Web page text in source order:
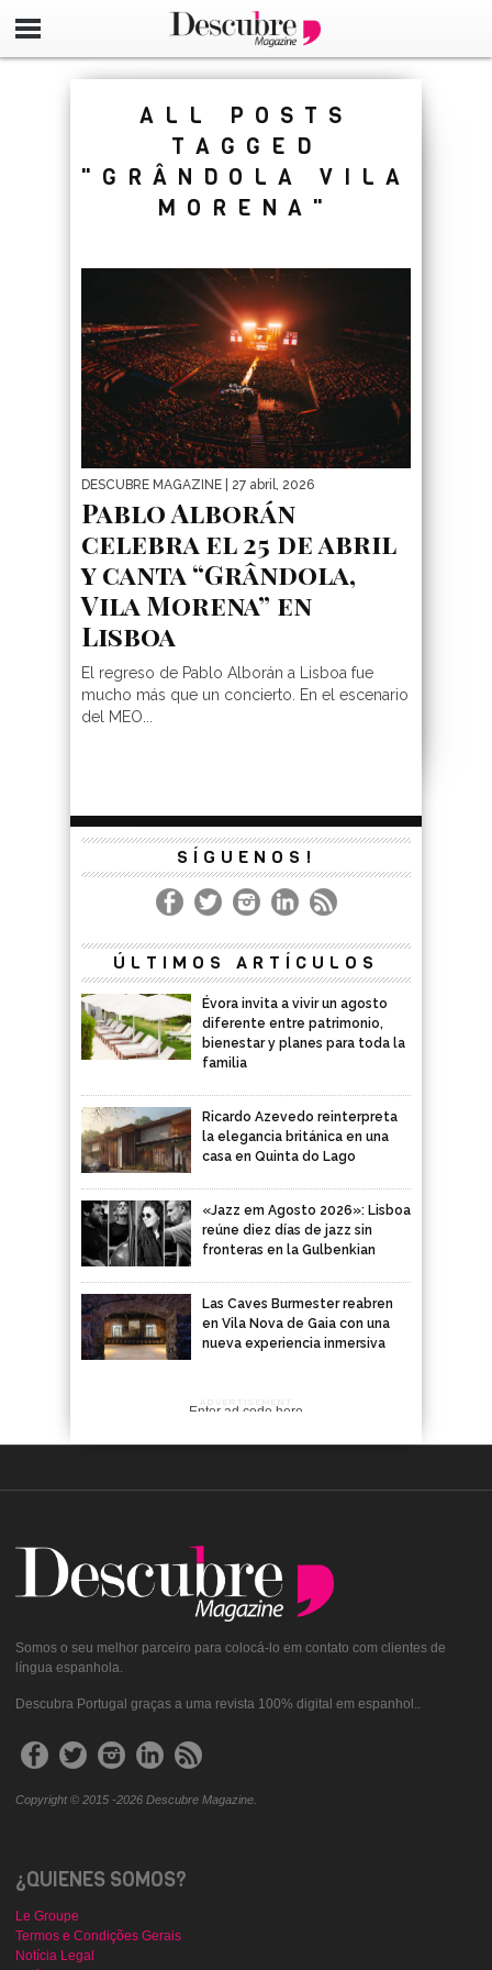
google-site-
ALL POSTS
TAGGED
"GRÂNDOLA VILA
MORENA"
DESCUBRE MAGAZINE | 27 abril, 2026
Pablo Alborán
celebra el 25 de abril
y canta “Grândola,
Vila Morena” en
Lisboa
El regreso de Pablo Alborán a Lisboa fue
mucho más que un concierto. En el escenario
del MEO...
SÍGUENOS!
ÚLTIMOS ARTÍCULOS
Évora invita a vivir un agosto
diferente entre patrimonio,
bienestar y planes para toda la
familia
Ricardo Azevedo reinterpreta
la elegancia británica en una
casa en Quinta do Lago
«Jazz em Agosto 2026»: Lisboa
reúne diez días de jazz sin
fronteras en la Gulbenkian
Las Caves Burmester reabren
en Vila Nova de Gaia con una
nueva experiencia inmersiva
ADVERTISEMENT
Enter ad code here
Somos o seu melhor parceiro para colocá-lo em contato com clientes de
língua espanhola.
Descubra Portugal graças a uma revista 100% digital em espanhol..
Copyright © 2015 -2026 Descubre Magazine.
¿QUIENES SOMOS?
Le Groupe
Termos e Condições Gerais
Notícia Legal